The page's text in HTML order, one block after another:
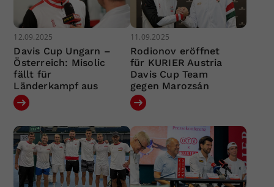
12.09.2025
Davis Cup Ungarn –
Österreich: Misolic
fällt für
Länderkampf aus
11.09.2025
Rodionov eröffnet
für KURIER Austria
Davis Cup Team
gegen Marozsán